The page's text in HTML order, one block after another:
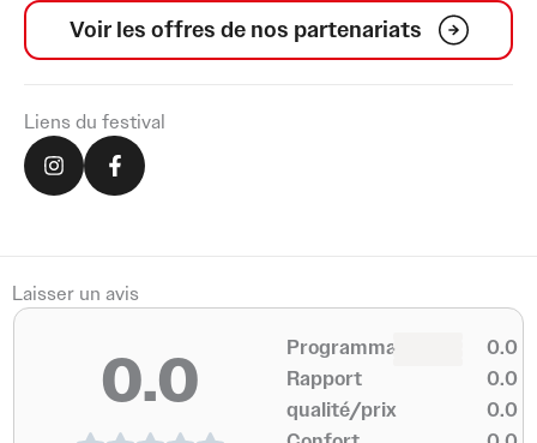
Voir les offres de nos partenariats
Liens du festival
I
n
s
a
m
F
a
c
k
-
Laisser un avis
0.0
Programmation
Rapport
qualité/prix
0
0
0
0
0.0
0.0
0.0